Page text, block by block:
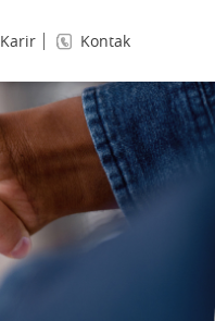
Karir Kontak